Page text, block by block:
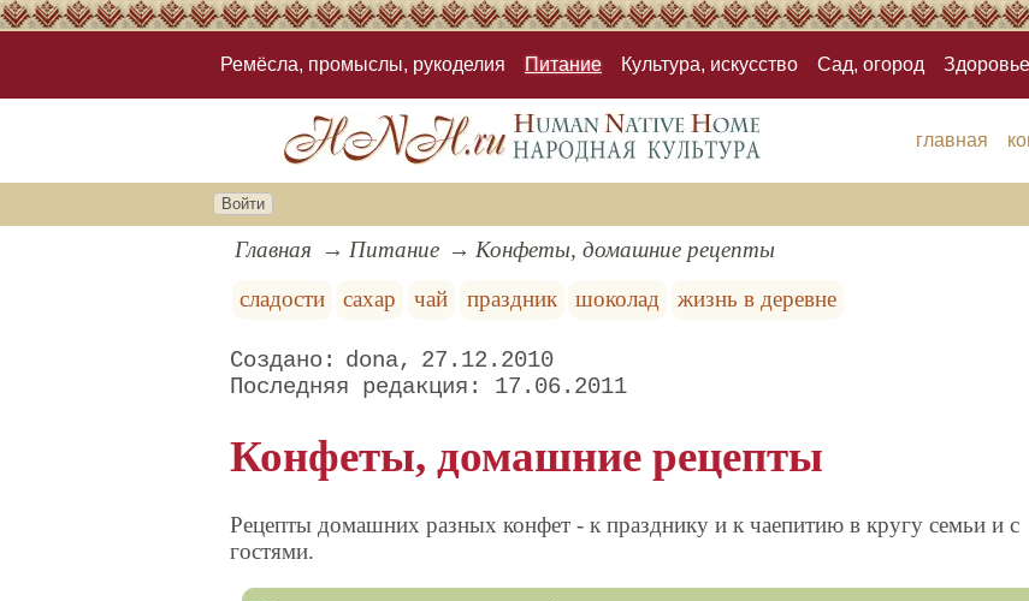
Ремёсла, промыслы, рукоделия Питание Культура, искусство Сад, огород Здоровье
главная
Войти
Главная Питание
Конфеты, домашние рецепты
сладости
сахар чай праздник шоколад жизнь в деревне
dona
27.12.2010
17.06.2011
Конфеты, домашние рецепты
Рецепты домашних разных конфет - к празднику и к чаепитию в кругу семьи и с
гостями.